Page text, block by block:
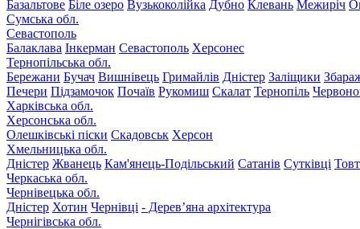
Базальтове Біле озеро Вузькоколійка Дубно Клевань Межиріч
Сумська обл.
Севастополь
Балаклава Інкерман Севастополь Херсонес
Тернопільська обл.
Бережани Бучач Вишнівець Гримайлів Дністер Заліщики
Печери Підзамочок Почаїв Рукомиш Скалат Тернопіль
Харківська обл.
Херсонська обл.
Олешківські піски Скадовськ Херсон
Хмельницька обл.
Дністер Жванець Кам'янець-Подільський Сатанів Сутківці
Черкаська обл.
Чернівецька обл.
Дністер Хотин Чернівці - Дерев’яна архітектура
Чернігівська обл.